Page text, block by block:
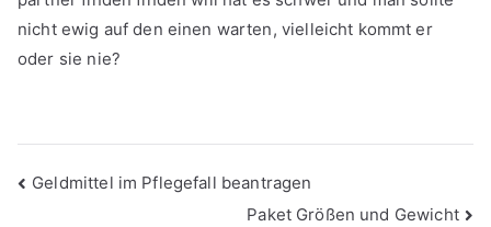
nicht ewig auf den einen warten, vielleicht kommt er
oder sie nie?
Beitragsnavigation
Geldmittel im Pflegefall beantragen
Paket Größen und Gewicht